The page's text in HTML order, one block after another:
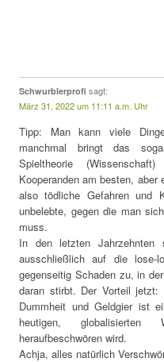
Schwurblerprofi sagt:
März 31, 2022 um 11:11 a.m. Uhr
Tipp: Man kann viele
manchmal bringt das
Spieltheorie
Kooperanden am besten,
also tödliche Gefahren und
unbelebte, gegen die man
muss.
In den letzten Jahrzehnten
ausschließlich auf die
gegenseitig Schaden zu, in
daran stirbt. Der Vorteil
Dummheit und Geldgier ist
heutigen,
heraufbeschwören wird.
Achja, alles natürlich